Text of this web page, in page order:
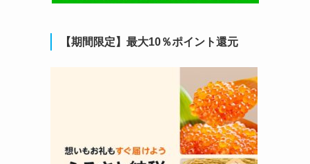
【期間限定】最大10％ポイント還元